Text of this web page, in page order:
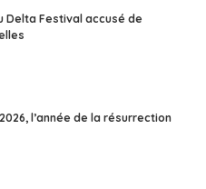
Delta Festival accusé de
l’année de la résurrection